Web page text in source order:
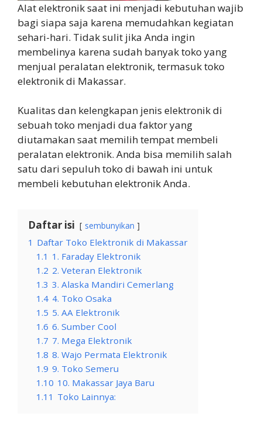
Alat elektronik saat ini menjadi kebutuhan wajib
bagi siapa saja karena memudahkan kegiatan
sehari-hari. Tidak sulit jika Anda ingin
membelinya karena sudah banyak toko yang
menjual peralatan elektronik, termasuk toko
elektronik di Makassar.
Kualitas dan kelengkapan jenis elektronik di
sebuah toko menjadi dua faktor yang
diutamakan saat memilih tempat membeli
peralatan elektronik. Anda bisa memilih salah
satu dari sepuluh toko di bawah ini untuk
membeli kebutuhan elektronik Anda.
Daftar isi sembunyikan
1 Daftar Toko Elektronik di Makassar
1.1 1. Faraday Elektronik
1.2 2. Veteran Elektronik
1.3 3. Alaska Mandiri Cemerlang
1.4 4. Toko Osaka
1.5 5. AA Elektronik
1.6 6. Sumber Cool
1.7 7. Mega Elektronik
1.8 8. Wajo Permata Elektronik
1.9 9. Toko Semeru
1.10 10. Makassar Jaya Baru
1.11 Toko Lainnya: